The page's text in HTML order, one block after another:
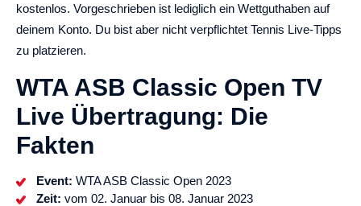
kostenlos. Vorgeschrieben ist lediglich ein Wettguthaben auf
deinem Konto. Du bist aber nicht verpflichtet Tennis Live-Tipps
zu platzieren.
WTA ASB Classic Open TV
Live Übertragung: Die
Fakten
Event: WTA ASB Classic Open 2023
Zeit: vom 02. Januar bis 08. Januar 2023